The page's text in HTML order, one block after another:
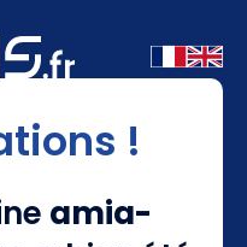
!
amia-